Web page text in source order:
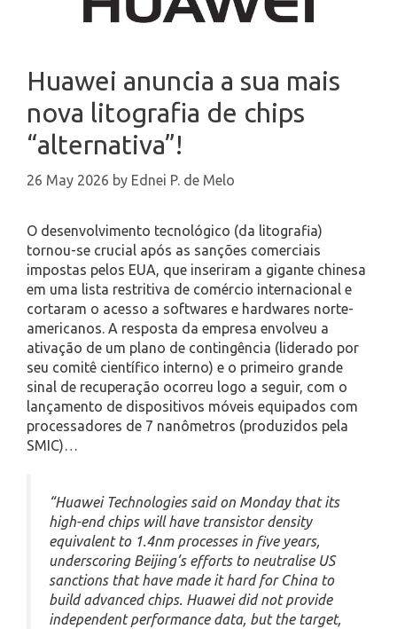
Huawei anuncia a sua mais
nova litografia de chips
“alternativa”!
26 May 2026 by Ednei P. de Melo
O desenvolvimento tecnológico (da litografia)
tornou-se crucial após as sanções comerciais
impostas pelos EUA, que inseriram a gigante chinesa
em uma lista restritiva de comércio internacional e
cortaram o acesso a softwares e hardwares norte-
americanos. A resposta da empresa envolveu a
ativação de um plano de contingência (liderado por
seu comitê científico interno) e o primeiro grande
sinal de recuperação ocorreu logo a seguir, com o
lançamento de dispositivos móveis equipados com
processadores de 7 nanômetros (produzidos pela
SMIC)…
“Huawei Technologies said on Monday that its
high-end chips will have transistor density
equivalent to 1.4nm processes in five years,
underscoring Beijing’s efforts to neutralise US
sanctions that have made it hard for China to
build advanced chips. Huawei did not provide
independent performance data, but the target,